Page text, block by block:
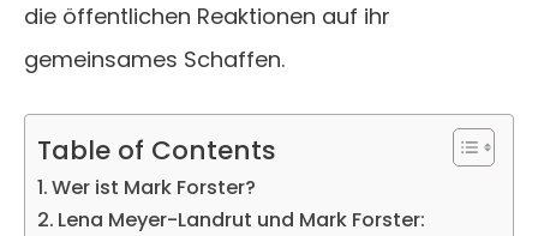
die öffentlichen Reaktionen auf ihr
gemeinsames Schaffen.
Table of Contents
Wer ist Mark Forster?
Lena Meyer-Landrut und Mark Forster: